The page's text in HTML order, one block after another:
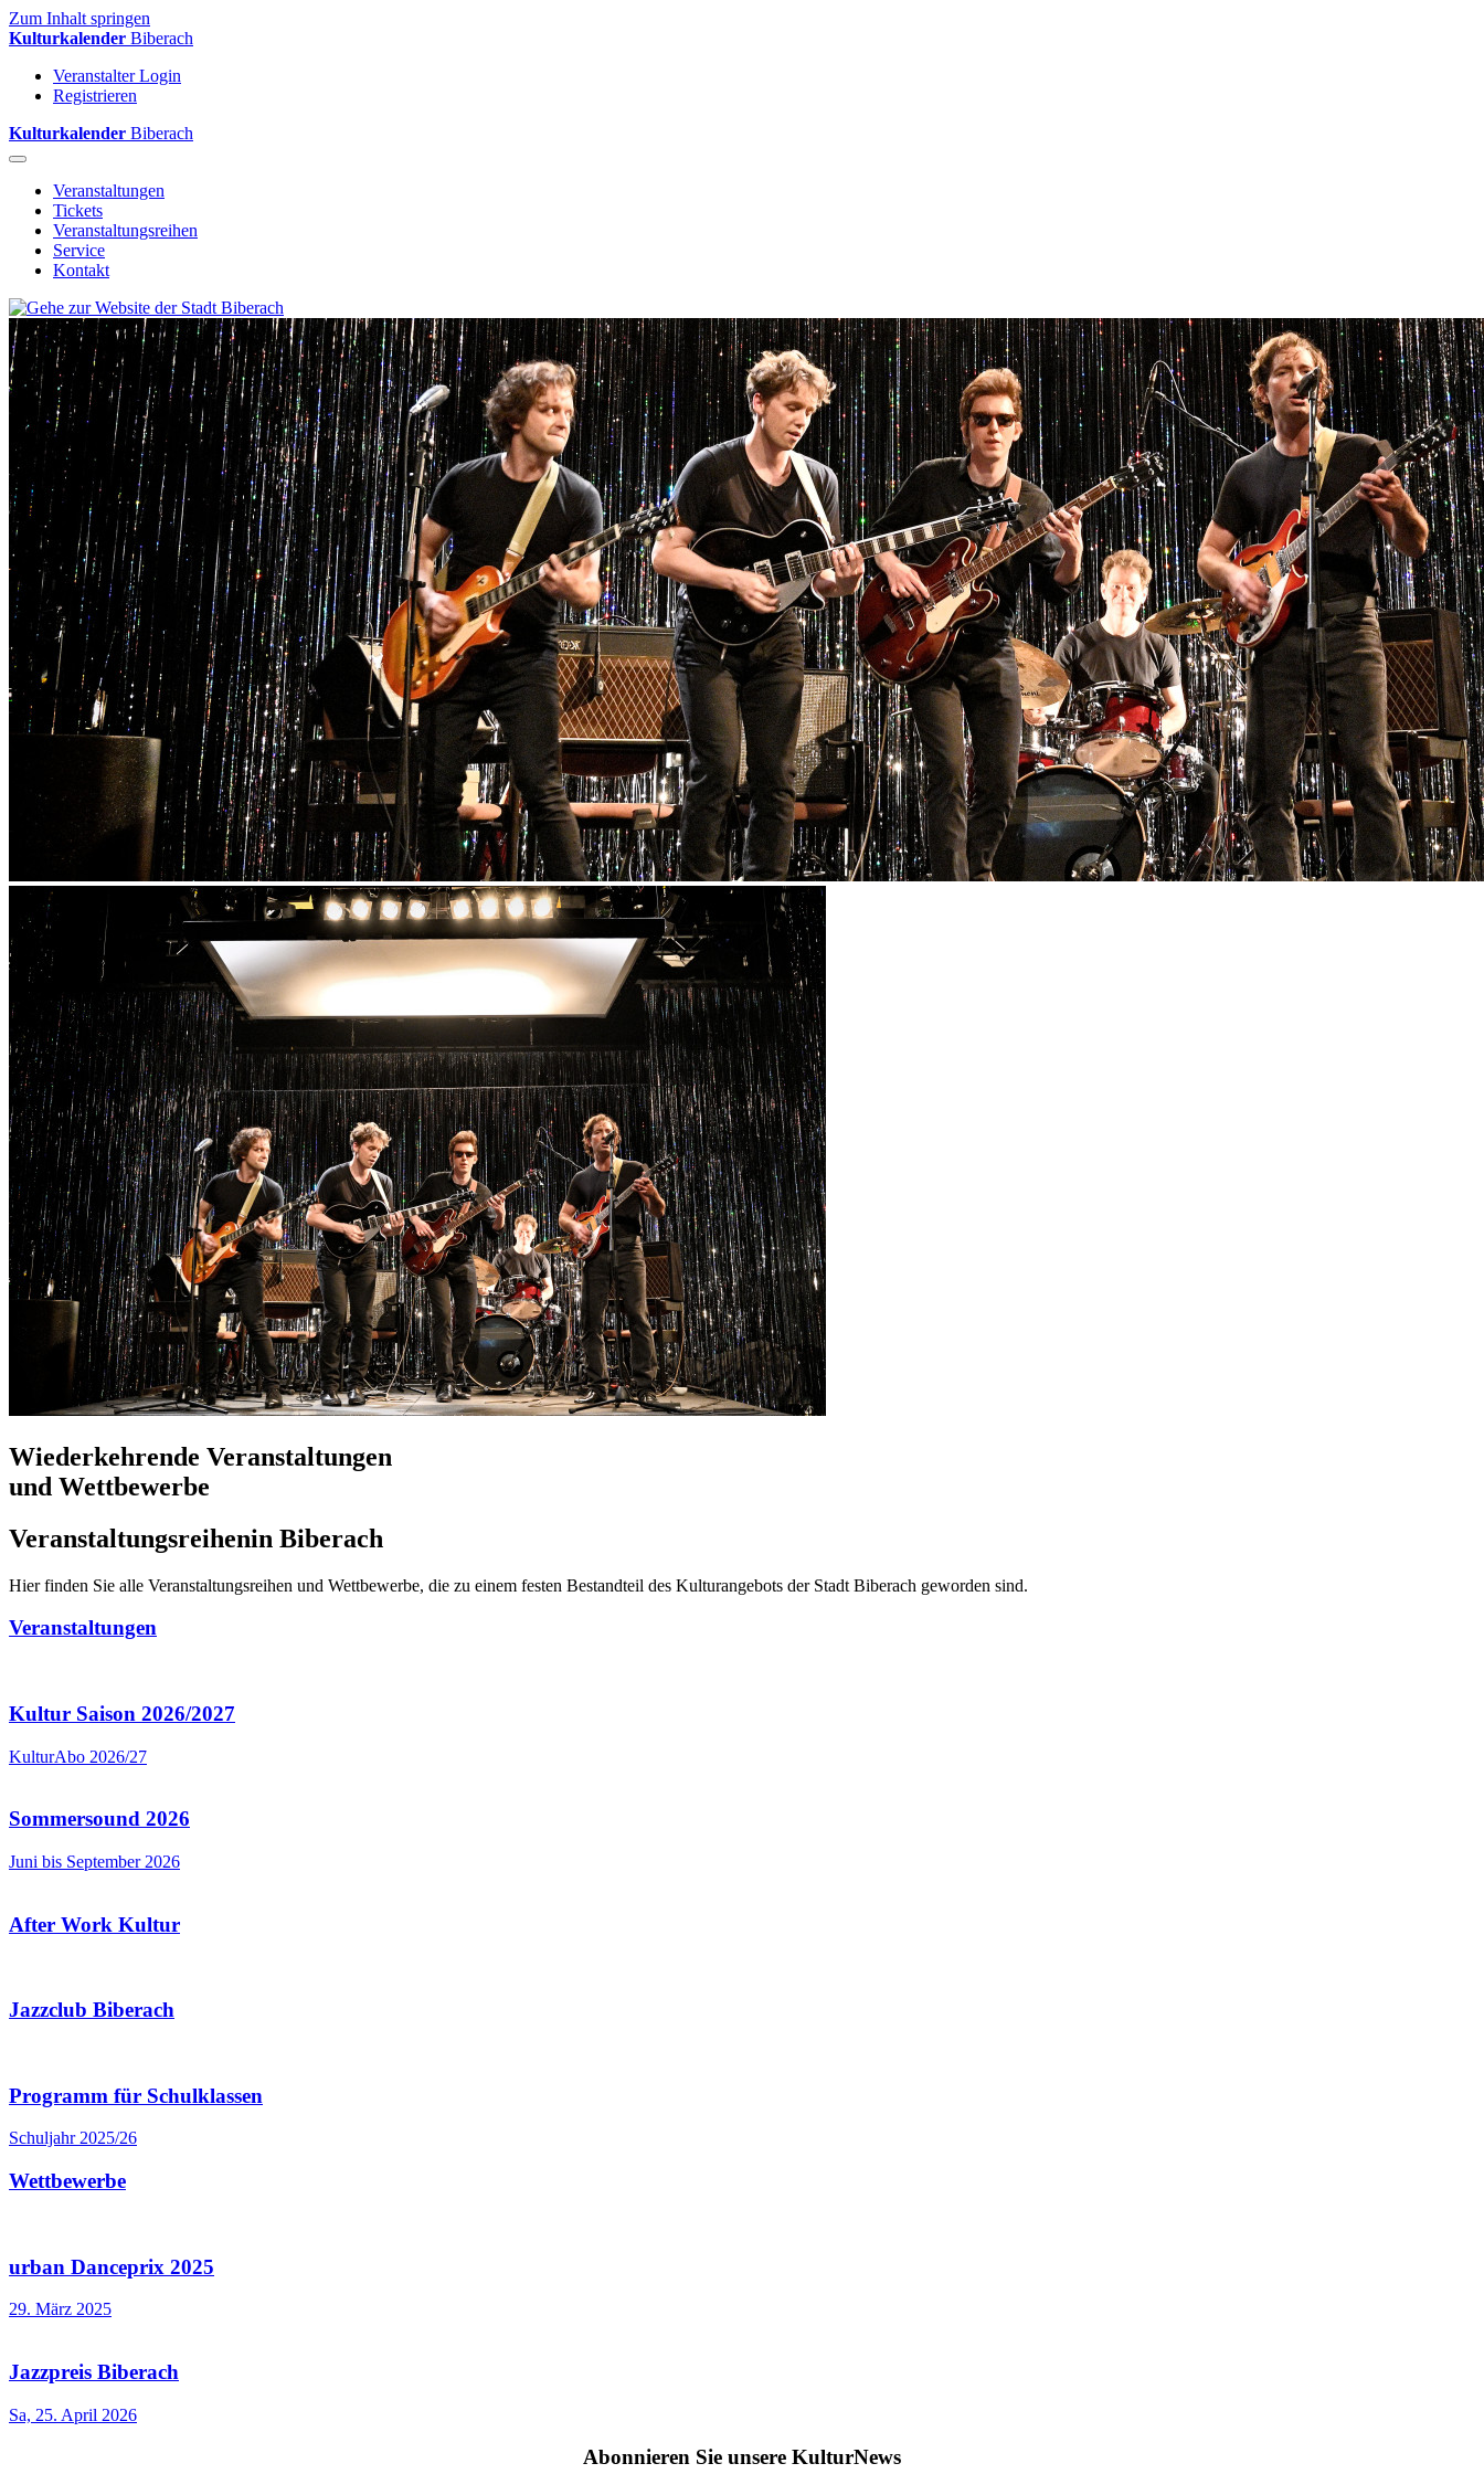
Zum Inhalt springen
Kulturkalender Biberach
Veranstalter Login
Registrieren
Kulturkalender Biberach
Veranstaltungen
Tickets
Veranstaltungsreihen
Service
Kontakt
Wiederkehrende Veranstaltungen
und Wettbewerbe
Veranstaltungsreihenin Biberach
Hier finden Sie alle Veranstaltungsreihen und Wettbewerbe, die zu einem festen Bestandteil des Kulturangebots der Stadt Biberach geworden sind.
Veranstaltungen
Kultur Saison 2026/2027
KulturAbo 2026/27
Sommersound 2026
Juni bis September 2026
After Work Kultur
Jazzclub Biberach
Programm für Schulklassen
Schuljahr 2025/26
Wettbewerbe
urban Danceprix 2025
29. März 2025
Jazzpreis Biberach
Sa, 25. April 2026
Abonnieren Sie unsere KulturNews